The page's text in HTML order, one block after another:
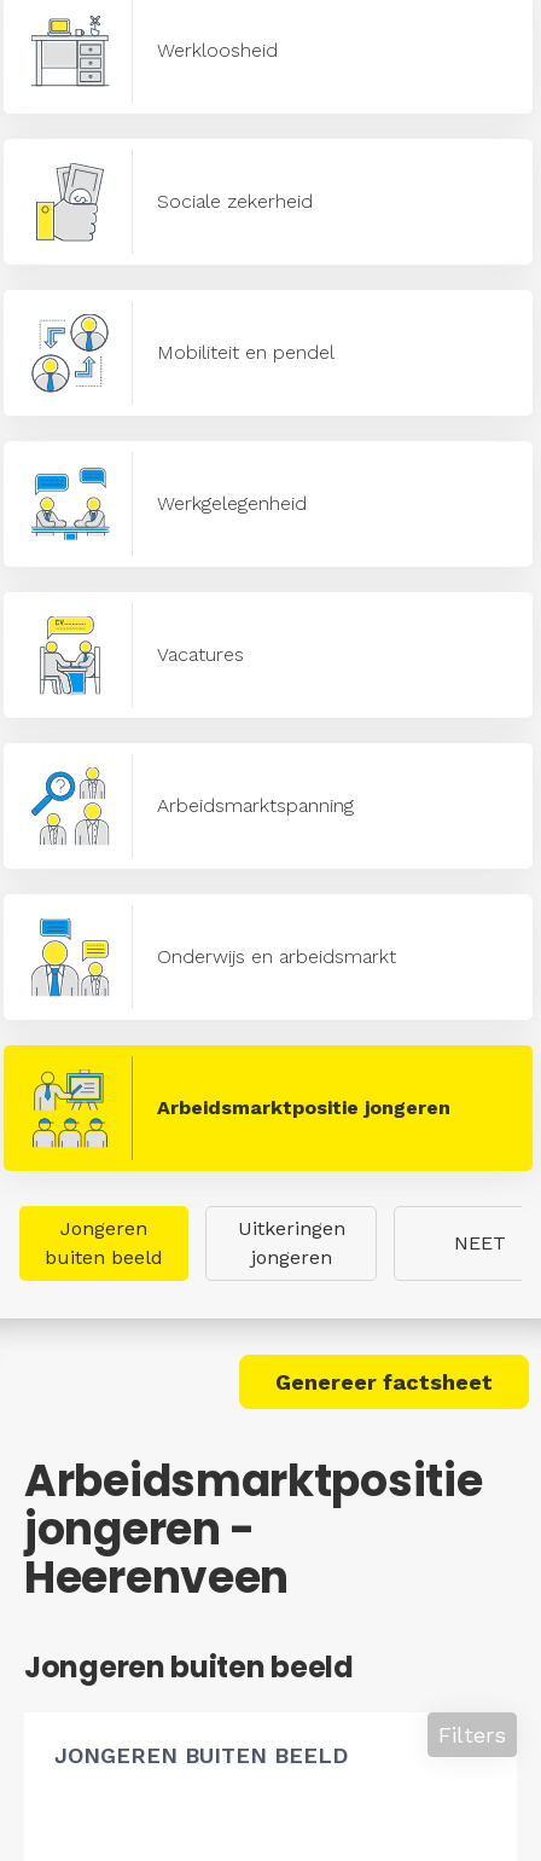
Werkloosheid
Sociale zekerheid
Mobiliteit en pendel
Werkgelegenheid
Vacatures
Arbeidsmarktspanning
Onderwijs en arbeidsmarkt
Arbeidsmarktpositie jongeren
Jongeren
buiten beeld
Uitkeringen
jongeren
NEET
Genereer factsheet
Arbeidsmarktpositie
jongeren -
Heerenveen
Jongeren buiten beeld
JONGEREN BUITEN BEELD
Filters